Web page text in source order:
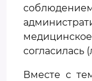
согласилась
Вместе с